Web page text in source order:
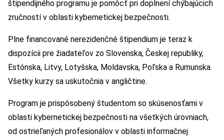
štipendijného programu je pomôcť pri doplnení chýbajúcich
zručností v oblasti kybernetickej bezpečnosti.
Plne financované nerezidenčné štipendium je teraz k
dispozícii pre žiadateľov zo Slovenska, Českej republiky,
Estónska, Litvy, Lotyšska, Moldavska, Poľska a Rumunska.
Všetky kurzy sa uskutočnia v angličtine.
Program je prispôsobený študentom so skúsenosťami v
oblasti kybernetickej bezpečnosti na všetkých úrovniach,
od ostrieľaných profesionálov v oblasti informačnej